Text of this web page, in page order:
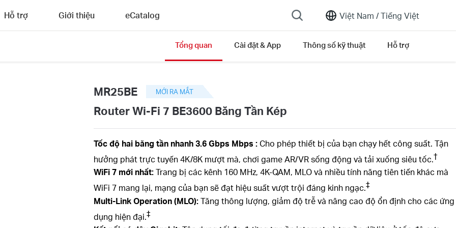
Việt Nam /Tiếng Việt
Hỗ trợ Giới thiệu eCatalog
Tổng quan Cài đặt & App Thông số kỹ thuật Hỗ trợ
MR25BE MỚI RA MẮT
Router Wi-Fi 7 BE3600 Băng Tần Kép
Tốc độ hai băng tần nhanh 3.6Gbps Mbps :Cho phép thiết bị của bạn chạy hết công suất. Tận
hưởng phát trực tuyến 4K/8K mượt mà, chơi game AR/VR sống động và tải xuống siêu tốc.†
WiFi7 mới nhất:Trang bị các kênh 160 MHz, 4K-QAM, MLO và nhiều tính năng tiên tiến khác mà
WiFi 7 mang lại, mạng của bạn sẽ đạt hiệu suất vượt trội đáng kinh ngạc.‡
Multi-Link Operation (MLO):Tăng thông lượng, giảm độ trễ và nâng cao độ ổn định cho các ứng
dụng hiện đại.‡